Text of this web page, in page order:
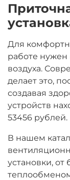
Для
работе нужен
воздуха.
делает это,
создавая
устройств
53456 рублей.
В нашем
установки, от